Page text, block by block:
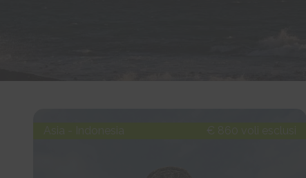
Asia - Indonesia € 860 voli esclusi